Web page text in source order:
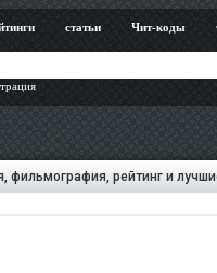
статьи Чит-коды
фильмография, рейтинг и